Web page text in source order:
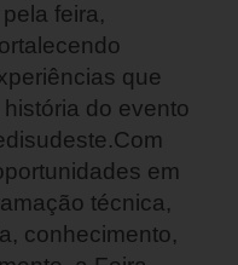
feira,
que
do evento
em
técnica,
conhecimento,